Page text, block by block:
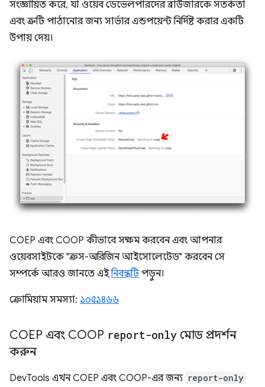
সংজ্ঞায়িত করে, যা ওয়েব ডেভেলপারদের ব্রাউজারকে সতর্কতা
এবং ত্রুটি পাঠানোর জন্য সার্ভার এন্ডপয়েন্ট নির্দিষ্ট করার একটি
উপায় দেয়।
COEP এবং COOP কীভাবে সক্ষম করবেন এবং আপনার
ওয়েবসাইটকে "ক্রস-অরিজিন আইসোলেটেড" করবেন সে
সম্পর্কে আরও জানতে এইনিবন্ধটিপড়ুন।
ক্রোমিয়াম সমস্যা: ১০৫১৪৬৬
COEP এবং COOP report-only মোড প্রদর্শন
করুন
DevTools এখন COEP এবং COOP-এর জন্য report-only